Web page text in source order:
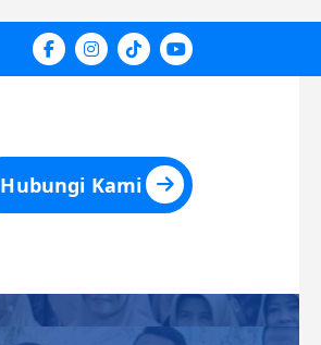
Hubungi Kami